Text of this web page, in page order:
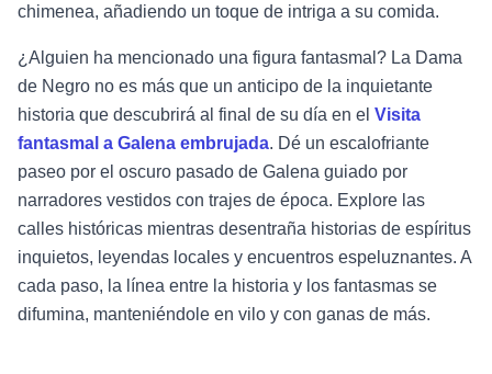
chimenea, añadiendo un toque de intriga a su comida.
¿Alguien ha mencionado una figura fantasmal? La Dama
de Negro no es más que un anticipo de la inquietante
historia que descubrirá al final de su día en el Visita
fantasmal a Galena embrujada. Dé un escalofriante
paseo por el oscuro pasado de Galena guiado por
narradores vestidos con trajes de época. Explore las
calles históricas mientras desentraña historias de espíritus
inquietos, leyendas locales y encuentros espeluznantes. A
cada paso, la línea entre la historia y los fantasmas se
difumina, manteniéndole en vilo y con ganas de más.